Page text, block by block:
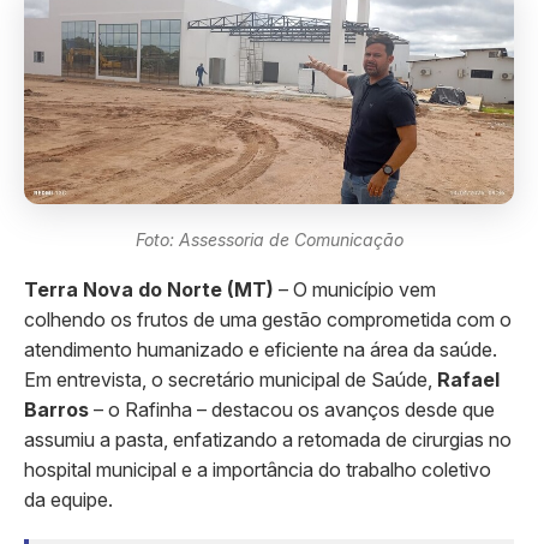
Foto: Assessoria de Comunicação
Terra Nova do Norte (MT) – O município vem
colhendo os frutos de uma gestão comprometida com o
atendimento humanizado e eficiente na área da saúde.
Em entrevista, o secretário municipal de Saúde, Rafael
Barros – o Rafinha – destacou os avanços desde que
assumiu a pasta, enfatizando a retomada de cirurgias no
hospital municipal e a importância do trabalho coletivo
da equipe.